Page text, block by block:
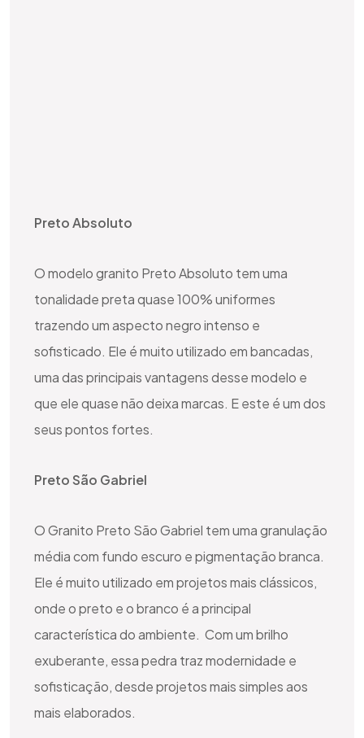
Preto Absoluto
O modelo granito Preto Absoluto tem uma
tonalidade preta quase 100% uniformes
trazendo um aspecto negro intenso e
sofisticado. Ele é muito utilizado em bancadas,
uma das principais vantagens desse modelo e
que ele quase não deixa marcas. E este é um dos
seus pontos fortes.
Preto São Gabriel
O Granito Preto São Gabriel tem uma granulação
média com fundo escuro e pigmentação branca.
Ele é muito utilizado em projetos mais clássicos,
onde o preto e o branco é a principal
característica do ambiente. Com um brilho
exuberante, essa pedra traz modernidade e
sofisticação, desde projetos mais simples aos
mais elaborados.